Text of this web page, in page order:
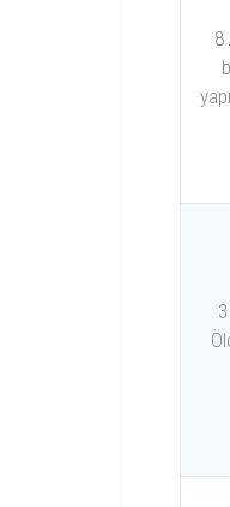
8